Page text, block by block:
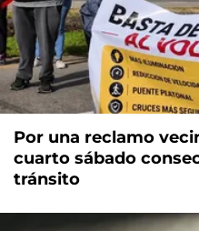
Por una reclamo
cuarto sábado
tránsito